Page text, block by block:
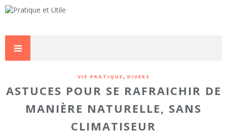
VIE PRATIQUE , DIVERS
ASTUCES POUR SE RAFRAICHIR DE
MANIÈRE NATURELLE, SANS
CLIMATISEUR